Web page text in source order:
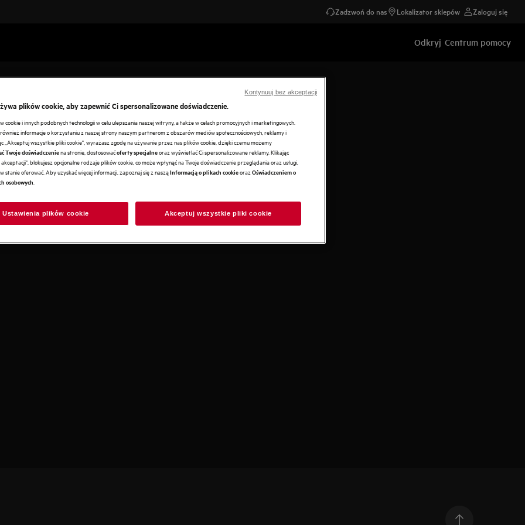
Zadzwoń do nas Lokalizator sklepów Zaloguj się
Odkryj Centrum pomocy
i soczyste. Gotując na
jakości w swoim domu.
plików cookie, aby zapewnić Ci spersonalizowane doświadczenie.
cookie i innych podobnych technologii w celu ulepszania naszej witryny, a także w celach promocyjnych i marketingowych.
informacje o korzystaniu z naszej strony naszym partnerom z obszarów mediów społecznościowych, reklamy i
„Akceptuj wszystkie pliki cookie", wyrażasz zgodę na używanie przez nas plików cookie, dzięki czemu możemy
Twoje doświadczeniena stronie, dostosowaćoferty specjalneoraz wyświetlać Ci spersonalizowane reklamy. Klikając
akceptacji", blokujesz opcjonalne rodzaje plików cookie, co może wpłynąć na Twoje doświadczenie przeglądania oraz usługi,
stanie oferować. Aby uzyskać więcej informacji, zapoznaj się z nasząInformacją o plikach cookieoraz Oświadczeniem o
osobowych
Ustawienia plików cookie Akceptuj wszystkie pliki cookie
Kontynuuj bez akceptacji